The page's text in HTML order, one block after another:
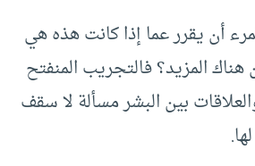
أن يقرر عما إذا كانت هذه هي
هناك المزيد؟ فالتجريب المنفتح
بين البشر مسألة لا سقف